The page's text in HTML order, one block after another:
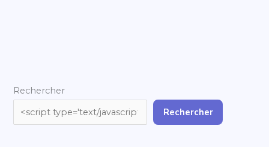
Rechercher
Rechercher